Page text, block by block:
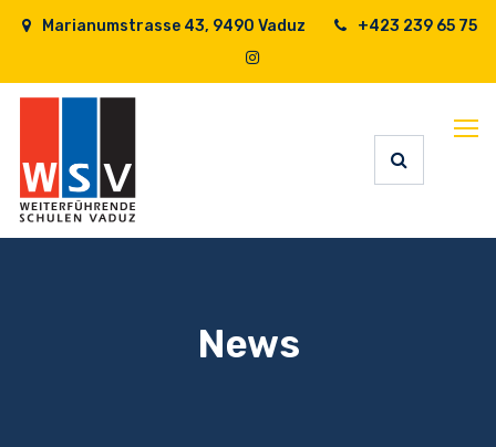
Marianumstrasse 43, 9490 Vaduz +423 239 65 75
News